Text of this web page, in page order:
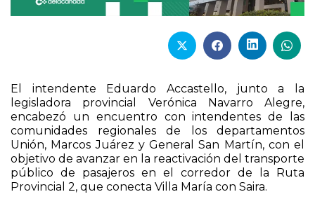
El intendente Eduardo Accastello, junto a la
legisladora provincial Verónica Navarro Alegre,
encabezó un encuentro con intendentes de las
comunidades regionales de los departamentos
Unión, Marcos Juárez y General San Martín, con el
objetivo de avanzar en la reactivación del transporte
público de pasajeros en el corredor de la Ruta
Provincial 2, que conecta Villa María con Saira.